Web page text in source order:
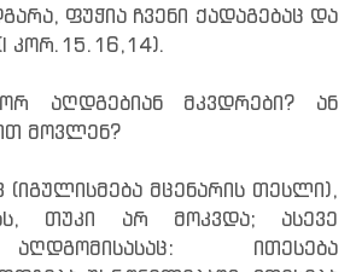
ფუჭია ჩვენი ქადაგებაც და
კორ.15.16,14).
აღდგებიან მკვდრები? ან
მოვლენ?
(იგულისმება მცენარის თესლი),
თუკი არ მოკვდა; ასევე
ითესება